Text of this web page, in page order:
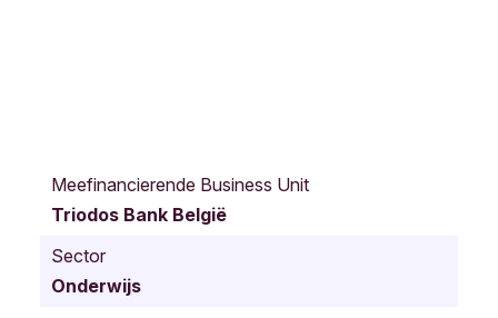
Meefinancierende Business Unit
Triodos Bank België
Sector
Onderwijs